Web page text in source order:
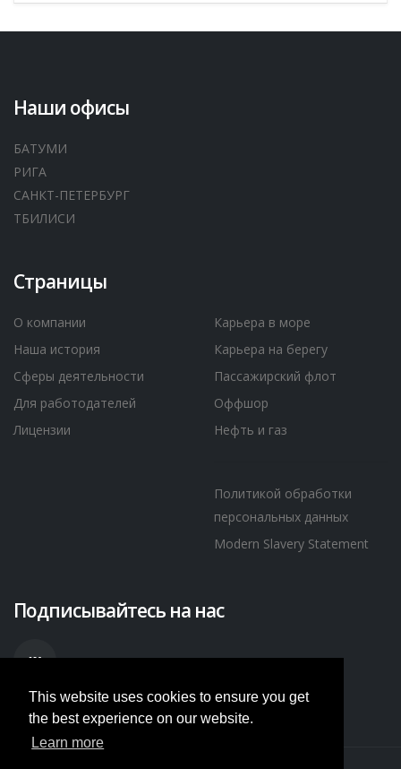
This website uses cookies to ensure you get
the best experience on our website.
Learn more
Наши офисы
БАТУМИ
РИГА
САНКТ-ПЕТЕРБУРГ
ТБИЛИСИ
Страницы
О компании
Наша история
Сферы деятельности
Для работодателей
Лицензии
Карьера в море
Карьера на берегу
Пассажирский флот
Оффшор
Нефть и газ
Политикой обработки
персональных данных
Modern Slavery Statement
Подписывайтесь на нас